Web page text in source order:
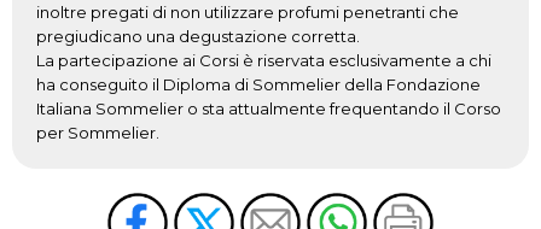
inoltre pregati di non utilizzare profumi penetranti che
pregiudicano una degustazione corretta.
La partecipazione ai Corsi è riservata esclusivamente a chi
ha conseguito il Diploma di Sommelier della Fondazione
Italiana Sommelier o sta attualmente frequentando il Corso
per Sommelier.